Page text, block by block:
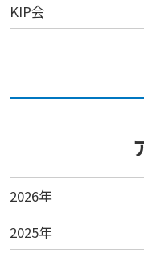
KIP会
2026年
2025年